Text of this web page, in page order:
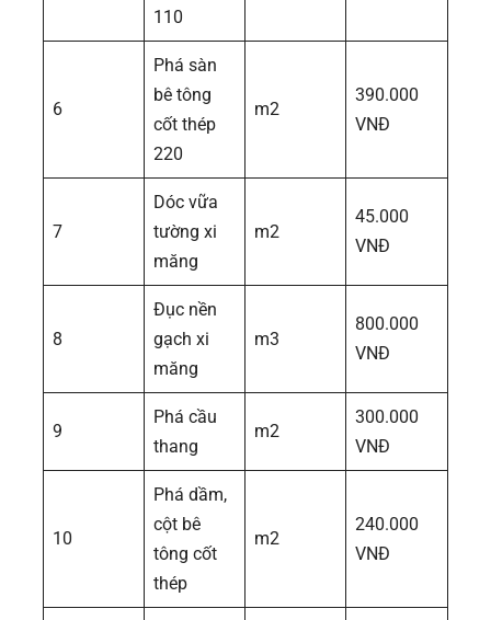
110
6
Phá sàn
bê tông
cốt thép
220
m2
390.000
VNĐ
7
Dóc vữa
tường xi
măng
m2
45.000
VNĐ
8
Đục nền
gạch xi
măng
m3
800.000
VNĐ
9
Phá cầu
thang
m2
300.000
VNĐ
10
Phá dầm,
cột bê
tông cốt
thép
m2
240.000
VNĐ